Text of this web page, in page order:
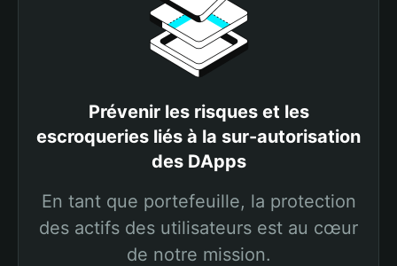
Prévenir les risques et les
escroqueries liés à la sur-autorisation
des DApps
En tant que portefeuille, la protection
des actifs des utilisateurs est au cœur
de notre mission.